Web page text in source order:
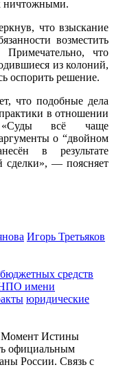
ничтожными.
что взыскание
возместить
Примечательно, что
из колоний,
оспорить решение.
что подобные дела
в отношении
«Суды всё чаще
о “двойном
в результате
сделки», — поясняет
Игорь Третьяков
средств
имени
юридические
Момент Истины
официальным
России. Связь с